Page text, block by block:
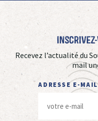
Recevez l’actualité du
mail
ADRESSE E-MAIL